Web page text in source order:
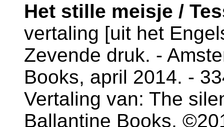
Het stille meisje /
vertaling [uit het
Zevende druk. -
Books, april 2014. -
Vertaling van: The
Ballantine Books,